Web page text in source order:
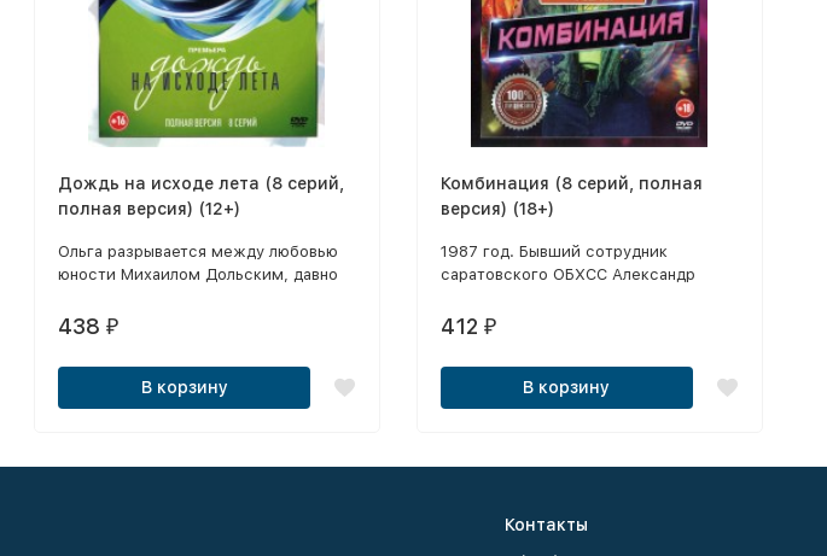
Дождь на исходе лета (8 серий,
полная версия) (12+)
Ольга разрывается между любовью
юности Михаилом Дольским, давно
Александром, талантливейшим
438 ₽
В корзину
Комбинация (8 серий, полная
версия) (18+)
1987 год. Бывший сотрудник
саратовского ОБХСС Александр
решает круто изменить свою жизнь
— продюсировать музыкальную
412 ₽
В корзину
Контакты